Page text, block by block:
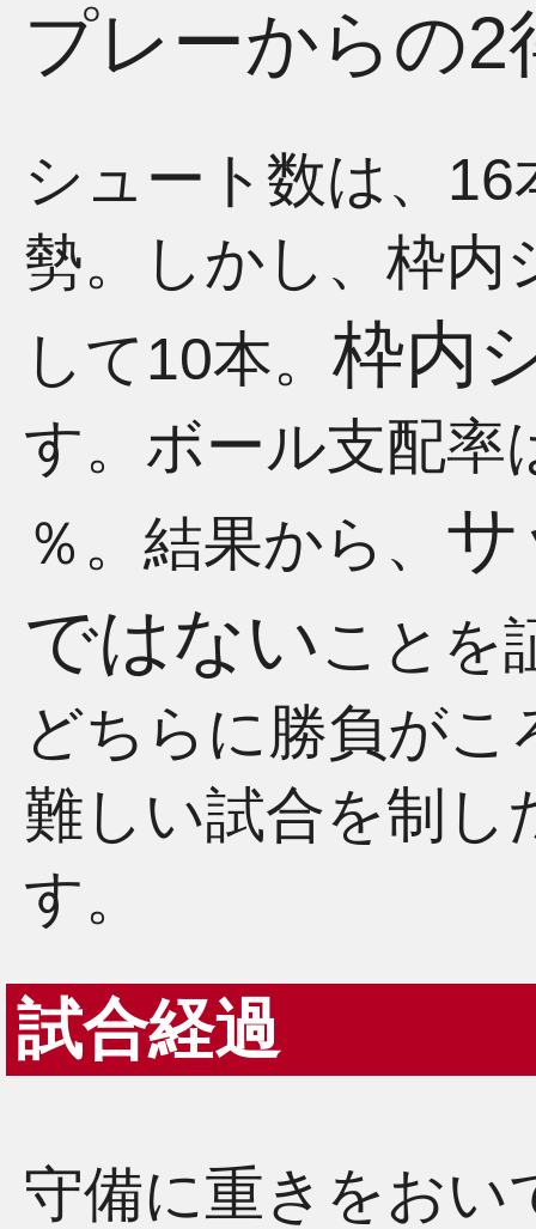
プレーからの2
シュート数は、
勢。しかし、枠内
して10本。 枠内
す。ボール支配率
％。結果から、
ではないことを
どちらに勝負が
難しい試合を制し
す。
試合経過
守備に重きをおい